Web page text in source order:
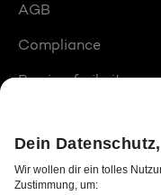
AGB
Compliance
Barrierefreiheit